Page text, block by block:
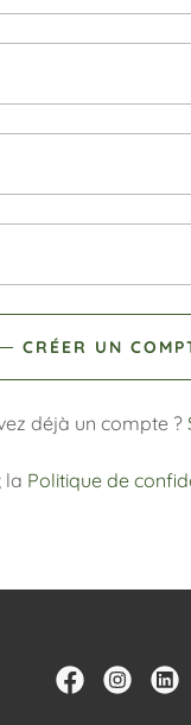
CRÉER UN
déjà un compte ?
la Politique de